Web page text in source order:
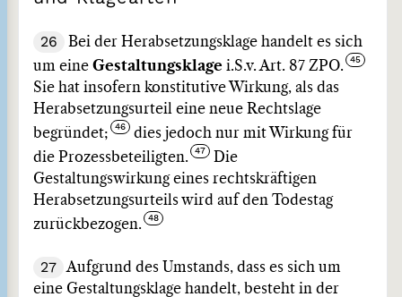
26
Bei der Herabsetzungsklage handelt es sich
um eine Gestaltungsklage i.S.v. Art. 87 ZPO.
Sie hat insofern konstitutive Wirkung, als das
Herabsetzungsurteil eine neue Rechtslage
begründet;
dies jedoch nur mit Wirkung für
die Prozessbeteiligten.
Die
Gestaltungswirkung eines rechtskräftigen
Herabsetzungsurteils wird auf den Todestag
zurückbezogen.
27
Aufgrund des Umstands, dass es sich um
eine Gestaltungsklage handelt, besteht in der